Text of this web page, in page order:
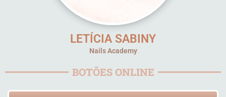
LETÍCIA SABINY
Nails Academy
BOTÕES ONLINE